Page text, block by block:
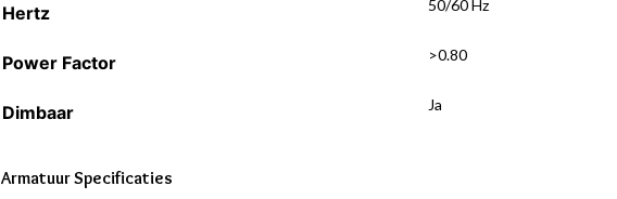
Hertz 50/60 Hz
Power Factor >0.80
Dimbaar Ja
Armatuur Specificaties